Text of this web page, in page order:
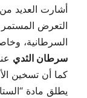
أشارت العديد من
السرطانية،
سرطان الثدي
كما أن تسخين
يطلق مادة